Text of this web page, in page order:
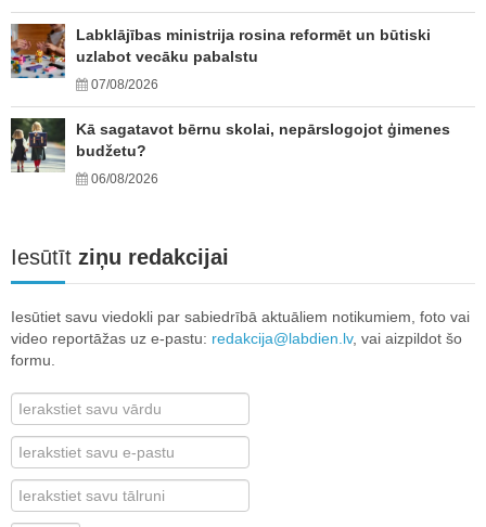
Labklājības ministrija rosina reformēt un būtiski
uzlabot vecāku pabalstu
07/08/2026
Kā sagatavot bērnu skolai, nepārslogojot ģimenes
budžetu?
06/08/2026
Iesūtīt ziņu redakcijai
Iesūtiet savu viedokli par sabiedrībā aktuāliem notikumiem, foto vai
video reportāžas uz e-pastu: redakcija@labdien.lv, vai aizpildot šo
formu.